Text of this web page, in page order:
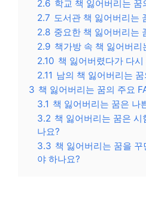
2.6 학교 책 잃어버리는 꿈
2.7 도서관 책 잃어버리는
2.8 중요한 책 잃어버리는
2.9 책가방 속 책 잃어버리
2.10 책 잃어버렸다가 다
2.11 남의 책 잃어버리는 꿈
3 책 잃어버리는 꿈의 주요
3.1 책 잃어버리는 꿈은 나
3.2 책 잃어버리는 꿈은
나요?
3.3 책 잃어버리는 꿈을
야 하나요?